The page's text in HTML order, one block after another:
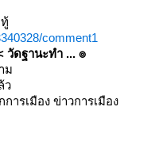
comment1
วัดฐานะทำ ... ๏
ม
ว
ารเมือง ข่าวการเมือง